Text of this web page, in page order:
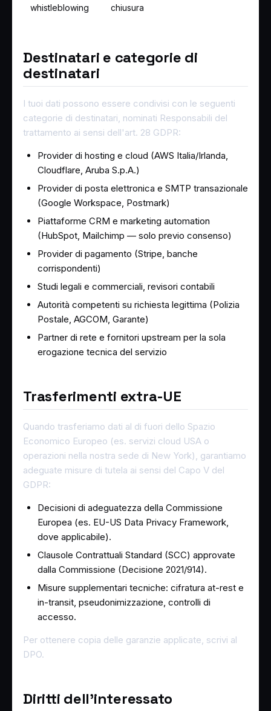
whistleblowing chiusura
Destinatari e categorie di
destinatari
I tuoi dati possono essere condivisi con le seguenti
categorie di destinatari, nominati Responsabili del
trattamento ai sensi dell'art. 28 GDPR:
Provider di hosting e cloud (AWS Italia/Irlanda,
Cloudflare, Aruba S.p.A.)
Provider di posta elettronica e SMTP transazionale
(Google Workspace, Postmark)
Piattaforme CRM e marketing automation
(HubSpot, Mailchimp — solo previo consenso)
Provider di pagamento (Stripe, banche
corrispondenti)
Studi legali e commerciali, revisori contabili
Autorità competenti su richiesta legittima (Polizia
Postale, AGCOM, Garante)
Partner di rete e fornitori upstream per la sola
erogazione tecnica del servizio
Trasferimenti extra-UE
Quando trasferiamo dati al di fuori dello Spazio
Economico Europeo (es. servizi cloud USA o
operazioni nella nostra sede di New York), garantiamo
adeguate misure di tutela ai sensi del Capo V del
GDPR:
Decisioni di adeguatezza della Commissione
Europea (es. EU-US Data Privacy Framework,
dove applicabile).
Clausole Contrattuali Standard (SCC) approvate
dalla Commissione (Decisione 2021/914).
Misure supplementari tecniche: cifratura at-rest e
in-transit, pseudonimizzazione, controlli di
accesso.
Per ottenere copia delle garanzie applicate, scrivi al
DPO.
Diritti dell'interessato